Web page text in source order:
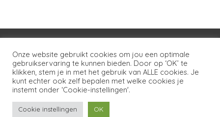
Voorwaarden Huisregels
Privacybeleid
Disclaimer
Over LSG Ons netwerk Contact
Copyright © 2026 Lotgenoten Seksueel Geweld
Onze website gebruikt cookies om jou een optimale
gebruikservaring te kunnen bieden. Door op ‘OK’ te
klikken, stem je in met het gebruik van ALLE cookies. Je
kunt echter ook zelf bepalen met welke cookies je
instemt onder ‘Cookie-instellingen'.
Cookie instellingen OK